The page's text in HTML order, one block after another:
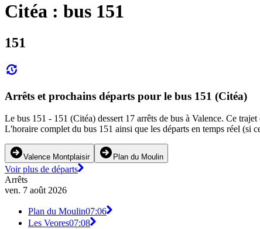
Citéa : bus 151
151
Arrêts et prochains départs pour le bus 151 (Citéa)
Le bus 151 - 151 (Citéa) dessert 17 arrêts de bus à Valence. Ce
L'horaire complet du bus 151 ainsi que les départs en temps réel (si
Valence Montplaisir Plan du Moulin
Voir plus de départs
Arrêts
ven. 7 août 2026
Plan du Moulin07:06
Les Veores07:08